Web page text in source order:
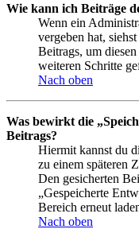
Wie kann ich Beiträge
Wenn ein
vergeben hat,
Beitrags, um
weiteren Schritte
Nach oben
Was bewirkt die
Beitrags?
Hiermit kannst du
zu einem späteren
Den gesicherten
„Gespeicherte
Bereich erneut
Nach oben